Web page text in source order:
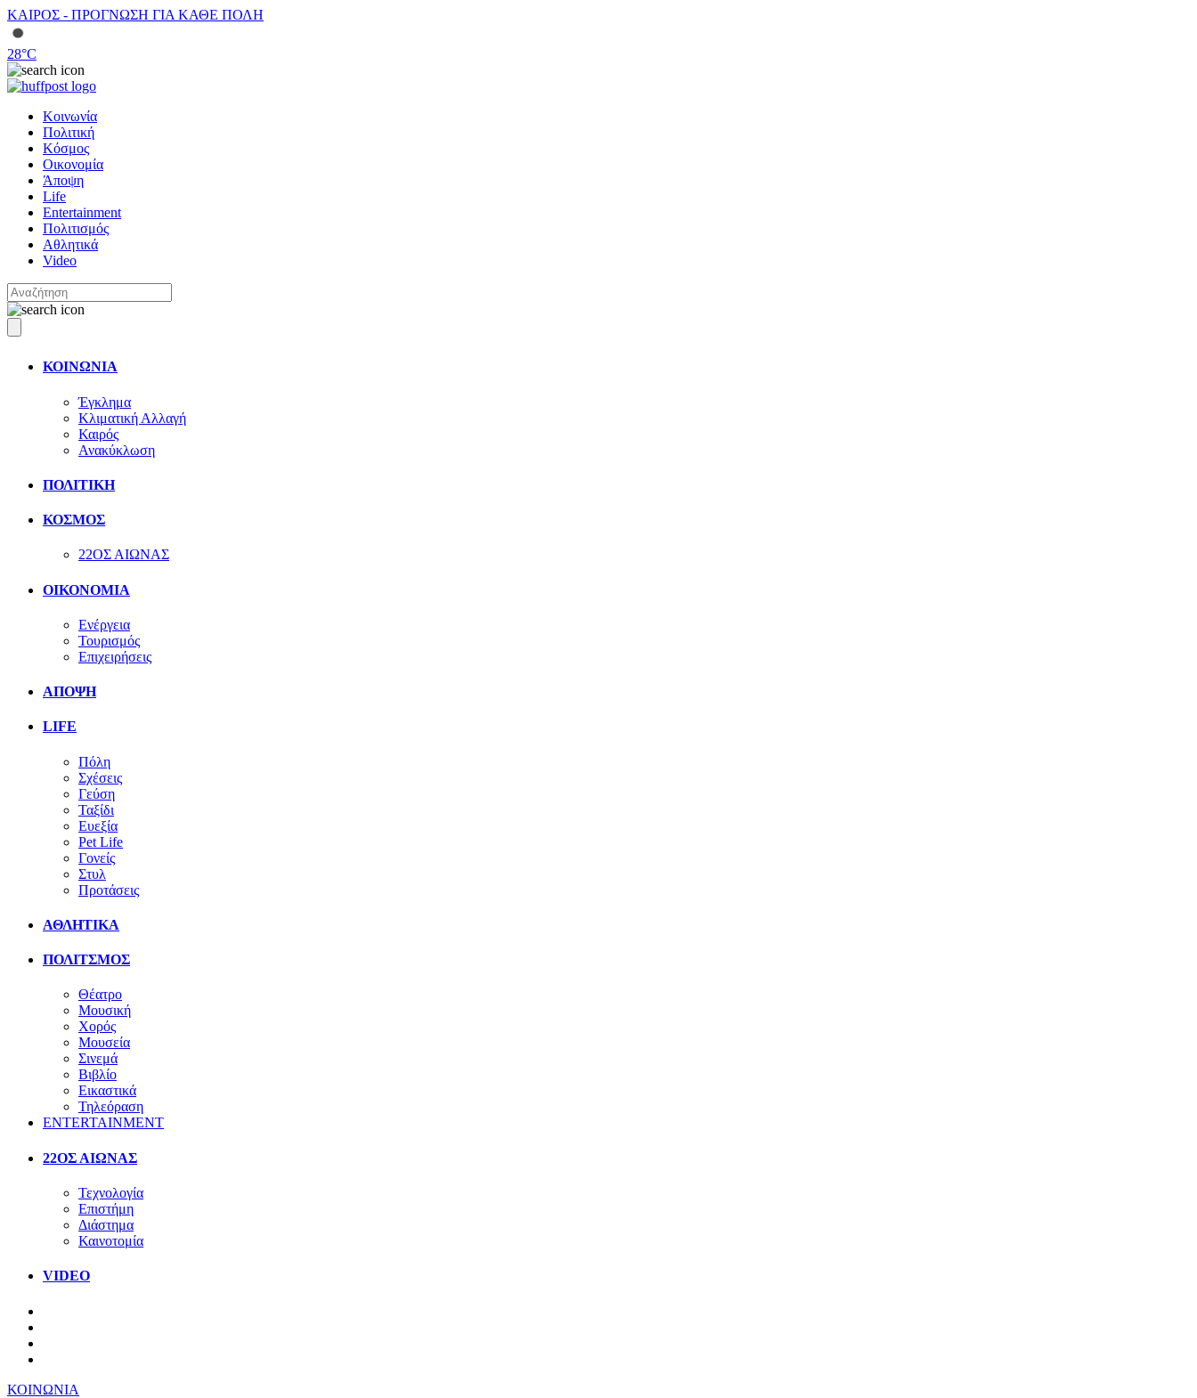
ΚΑΙΡΟΣ - ΠΡΟΓΝΩΣΗ ΓΙΑ ΚΑΘΕ ΠΟΛΗ
28°C
Κοινωνία
Πολιτική
Κόσμος
Οικονομία
Άποψη
Life
Entertainment
Πολιτισμός
Αθλητικά
Video
ΚΟΙΝΩΝΙΑ
Έγκλημα
Κλιματική Αλλαγή
Καιρός
Ανακύκλωση
ΠΟΛΙΤΙΚΗ
ΚΟΣΜΟΣ
22ΟΣ ΑΙΩΝΑΣ
ΟΙΚΟΝΟΜΙΑ
Ενέργεια
Τουρισμός
Επιχειρήσεις
ΑΠΟΨΗ
LIFE
Πόλη
Σχέσεις
Γεύση
Ταξίδι
Ευεξία
Pet Life
Γονείς
Στυλ
Προτάσεις
ΑΘΛΗΤΙΚΑ
ΠΟΛΙΤΣΜΟΣ
Θέατρο
Μουσική
Χορός
Μουσεία
Σινεμά
Βιβλίο
Εικαστικά
Τηλεόραση
ENTERTAINMENT
22ΟΣ ΑΙΩΝΑΣ
Τεχνολογία
Επιστήμη
Διάστημα
Καινοτομία
VIDEO
ΚΟΙΝΩΝΙΑ